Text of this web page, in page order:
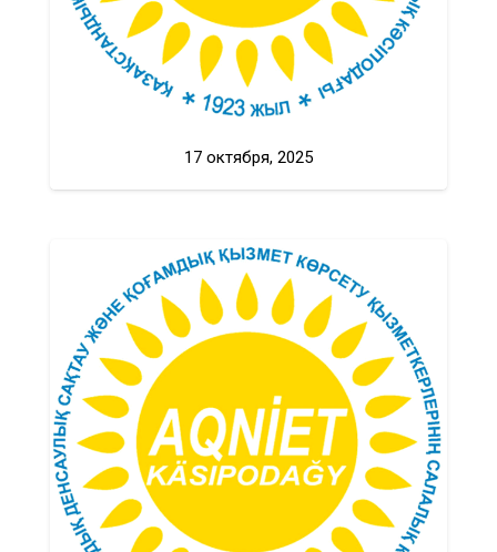
17 октября, 2025